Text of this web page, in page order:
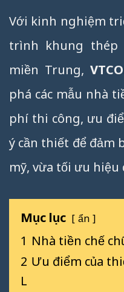
Với kinh nghiệm
trình khung thép
miền Trung,
phá các mẫu nhà
phí thi công, ưu
ý cần thiết để đảm
mỹ, vừa tối ưu hiệu
Mục lục ẩn
1 Nhà tiền chế
2 Ưu điểm của
L